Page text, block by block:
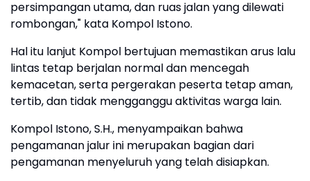
persimpangan utama, dan ruas jalan yang dilewati
rombongan," kata Kompol Istono.
Hal itu lanjut Kompol bertujuan memastikan arus lalu
lintas tetap berjalan normal dan mencegah
kemacetan, serta pergerakan peserta tetap aman,
tertib, dan tidak mengganggu aktivitas warga lain.
Kompol Istono, S.H., menyampaikan bahwa
pengamanan jalur ini merupakan bagian dari
pengamanan menyeluruh yang telah disiapkan.